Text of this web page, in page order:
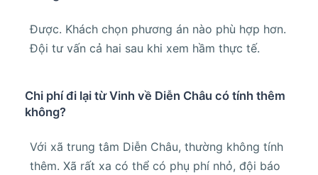
Được. Khách chọn phương án nào phù hợp hơn.
Đội tư vấn cả hai sau khi xem hầm thực tế.
Chi phí đi lại từ Vinh về Diễn Châu có tính thêm
không?
Với xã trung tâm Diễn Châu, thường không tính
thêm. Xã rất xa có thể có phụ phí nhỏ, đội báo